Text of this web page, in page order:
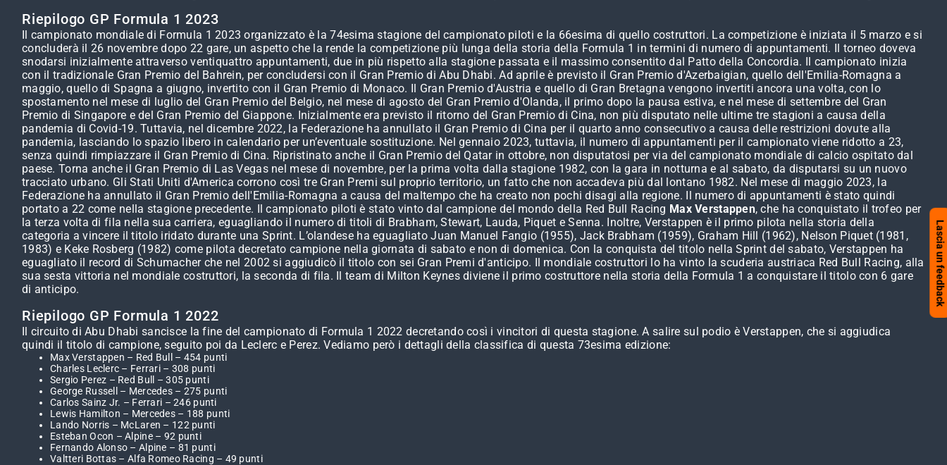
Lascia un feedback
Riepilogo GP Formula 1 2023
Il campionato mondiale di Formula 1 2023 organizzato è la 74esima stagione del campionato piloti e la 66esima di quello costruttori. La competizione è iniziata il 5 marzo e si
concluderà il 26 novembre dopo 22 gare, un aspetto che la rende la competizione più lunga della storia della Formula 1 in termini di numero di appuntamenti. Il torneo doveva
snodarsi inizialmente attraverso ventiquattro appuntamenti, due in più rispetto alla stagione passata e il massimo consentito dal Patto della Concordia. Il campionato inizia
con il tradizionale Gran Premio del Bahrein, per concludersi con il Gran Premio di Abu Dhabi. Ad aprile è previsto il Gran Premio d'Azerbaigian, quello dell'Emilia-Romagna a
maggio, quello di Spagna a giugno, invertito con il Gran Premio di Monaco. Il Gran Premio d'Austria e quello di Gran Bretagna vengono invertiti ancora una volta, con lo
spostamento nel mese di luglio del Gran Premio del Belgio, nel mese di agosto del Gran Premio d'Olanda, il primo dopo la pausa estiva, e nel mese di settembre del Gran
Premio di Singapore e del Gran Premio del Giappone. Inizialmente era previsto il ritorno del Gran Premio di Cina, non più disputato nelle ultime tre stagioni a causa della
pandemia di Covid-19. Tuttavia, nel dicembre 2022, la Federazione ha annullato il Gran Premio di Cina per il quarto anno consecutivo a causa delle restrizioni dovute alla
pandemia, lasciando lo spazio libero in calendario per un’eventuale sostituzione. Nel gennaio 2023, tuttavia, il numero di appuntamenti per il campionato viene ridotto a 23,
senza quindi rimpiazzare il Gran Premio di Cina. Ripristinato anche il Gran Premio del Qatar in ottobre, non disputatosi per via del campionato mondiale di calcio ospitato dal
paese. Torna anche il Gran Premio di Las Vegas nel mese di novembre, per la prima volta dalla stagione 1982, con la gara in notturna e al sabato, da disputarsi su un nuovo
tracciato urbano. Gli Stati Uniti d'America corrono così tre Gran Premi sul proprio territorio, un fatto che non accadeva più dal lontano 1982. Nel mese di maggio 2023, la
Federazione ha annullato il Gran Premio dell'Emilia-Romagna a causa del maltempo che ha creato non pochi disagi alla regione. Il numero di appuntamenti è stato quindi
portato a 22 come nella stagione precedente. Il campionato piloti è stato vinto dal campione del mondo della Red Bull Racing Max Verstappen, che ha conquistato il trofeo per
la terza volta di fila nella sua carriera, eguagliando il numero di titoli di Brabham, Stewart, Lauda, Piquet e Senna. Inoltre, Verstappen è il primo pilota nella storia della
categoria a vincere il titolo iridato durante una Sprint. L’olandese ha eguagliato Juan Manuel Fangio (1955), Jack Brabham (1959), Graham Hill (1962), Nelson Piquet (1981,
1983) e Keke Rosberg (1982) come pilota decretato campione nella giornata di sabato e non di domenica. Con la conquista del titolo nella Sprint del sabato, Verstappen ha
eguagliato il record di Schumacher che nel 2002 si aggiudicò il titolo con sei Gran Premi d'anticipo. Il mondiale costruttori lo ha vinto la scuderia austriaca Red Bull Racing, alla
sua sesta vittoria nel mondiale costruttori, la seconda di fila. Il team di Milton Keynes diviene il primo costruttore nella storia della Formula 1 a conquistare il titolo con 6 gare
di anticipo.
Riepilogo GP Formula 1 2022
Il circuito di Abu Dhabi sancisce la fine del campionato di Formula 1 2022 decretando così i vincitori di questa stagione. A salire sul podio è Verstappen, che si aggiudica
quindi il titolo di campione, seguito poi da Leclerc e Perez. Vediamo però i dettagli della classifica di questa 73esima edizione:
Max Verstappen – Red Bull – 454 punti
Charles Leclerc – Ferrari – 308 punti
Sergio Perez – Red Bull – 305 punti
George Russell – Mercedes – 275 punti
Carlos Sainz Jr. – Ferrari – 246 punti
Lewis Hamilton – Mercedes – 188 punti
Lando Norris – McLaren – 122 punti
Esteban Ocon – Alpine – 92 punti
Fernando Alonso – Alpine – 81 punti
Valtteri Bottas – Alfa Romeo Racing – 49 punti